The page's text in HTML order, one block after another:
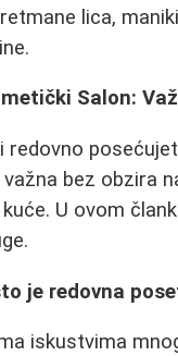
lica,
Salon:
redovno
bez obzira
kuće. U ovom
je redovna
iskustvima